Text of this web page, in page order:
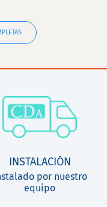
INSTALACIÓN
por nuestro
equipo